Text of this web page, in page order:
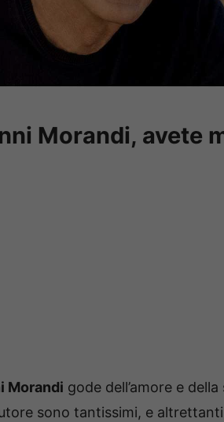
Morandi, avete
Morandi gode dell’amore e
sono tantissimi, e